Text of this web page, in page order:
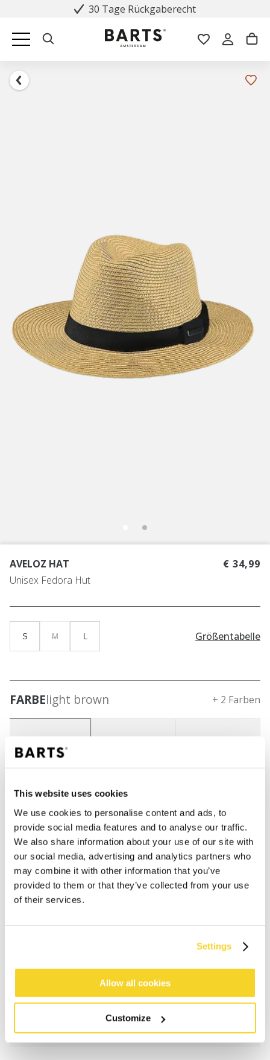
This website uses cookies
We use cookies to personalise content and ads, to
provide social media features and to analyse our traffic.
We also share information about your use of our site with
our social media, advertising and analytics partners who
may combine it with other information that you’ve
provided to them or that they’ve collected from your use
of their services.
Settings
Allow all cookies
Customize
30 Tage Rückgaberecht
AVELOZ HAT
Unisex Fedora Hut
€ 34,99
S M Größentabelle
FARBElight brown + 2 Farben
Freitag) bei uns eingehen, werden noch am selben
Kostenlose Lieferung für Bestellungen über 50€
innerhalb Deutschland